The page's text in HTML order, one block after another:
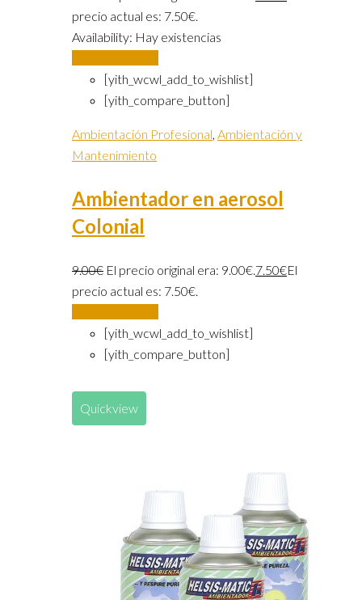
precio actual es: 7.50€.
Availability: Hay existencias
[yith_wcwl_add_to_wishlist]
[yith_compare_button]
Ambientación Profesional, Ambientación y
Mantenimiento
Ambientador en aerosol
Colonial
9.00€ El precio original era: 9.00€.7.50€El
precio actual es: 7.50€.
[yith_wcwl_add_to_wishlist]
[yith_compare_button]
Quickview